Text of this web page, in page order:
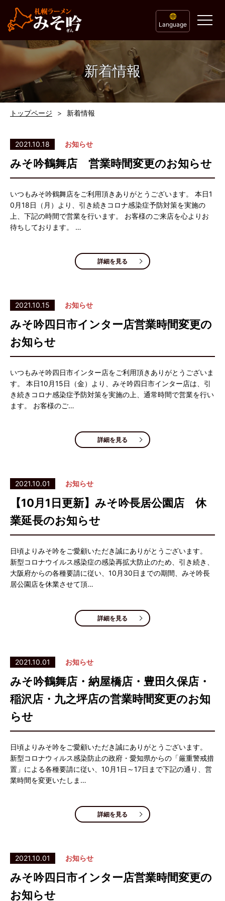
Language
新着情報
トップページ 新着情報
2021.10.18 お知らせ
みそ吟鶴舞店 営業時間変更のお知らせ
いつもみそ吟鶴舞店をご利用頂きありがとうございます。 本日1
0月18日（月）より、引き続きコロナ感染症予防対策を実施の
上、下記の時間で営業を行います。 お客様のご来店を心よりお
待ちしております。 …
詳細を見る
2021.10.15 お知らせ
みそ吟四日市インター店営業時間変更の
お知らせ
いつもみそ吟四日市インター店をご利用頂きありがとうございま
す。 本日10月15日（金）より、みそ吟四日市インター店は、引
き続きコロナ感染症予防対策を実施の上、通常時間で営業を行い
ます。 お客様のご…
詳細を見る
2021.10.01 お知らせ
【10月1日更新】みそ吟長居公園店 休
業延長のお知らせ
日頃よりみそ吟をご愛顧いただき誠にありがとうございます。
新型コロナウイルス感染症の感染再拡大防止のため、引き続き、
大阪府からの各種要請に従い、10月30日までの期間、みそ吟長
居公園店を休業させて頂…
詳細を見る
2021.10.01 お知らせ
みそ吟鶴舞店・納屋橋店・豊田久保店・
稲沢店・九之坪店の営業時間変更のお知
らせ
日頃よりみそ吟をご愛顧いただき誠にありがとうございます。
新型コロナウィルス感染防止の政府・愛知県からの「厳重警戒措
置」による各種要請に従い、10月1日～17日まで下記の通り、営
業時間を変更いたしま…
詳細を見る
2021.10.01 お知らせ
みそ吟四日市インター店営業時間変更の
お知らせ